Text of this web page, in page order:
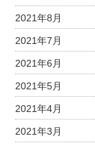
2021年8月
2021年7月
2021年6月
2021年5月
2021年4月
2021年3月